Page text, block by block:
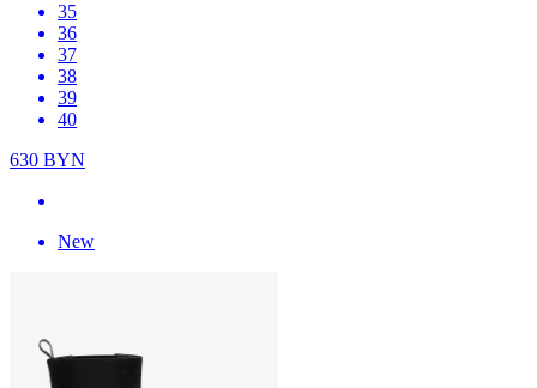
35
36
37
38
39
40
630 BYN
New